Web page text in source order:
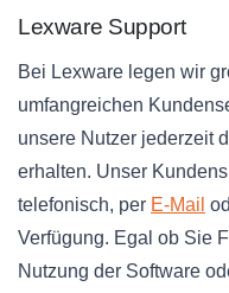
Lexware Support
Bei Lexware legen wir
umfangreichen
unsere Nutzer jederzeit
erhalten. Unser
telefonisch, per E-Mail
Verfügung. Egal ob Sie
Nutzung der Software